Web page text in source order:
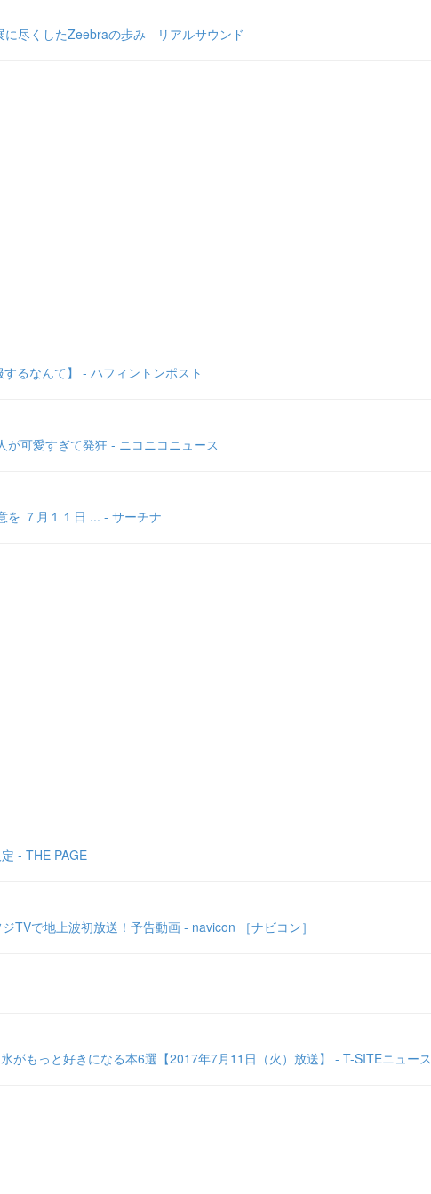
尽くしたZeebraの歩み - リアルサウンド
るなんて】 - ハフィントンポスト
可愛すぎて発狂 - ニコニコニュース
を ７月１１日 ... - サーチナ
- THE PAGE
TVで地上波初放送！予告動画 - navicon ［ナビコン］
がもっと好きになる本6選【2017年7月11日（火）放送】 - T-SITEニュース